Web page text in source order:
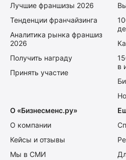
Лучшие франшизы 2026
Тенденции франчайзинга
Аналитика рынка франшиз
2026
Получить награду
Принять участие
в
О «Бизнесменс.ру»
О компании
Кейсы и отзывы
Мы в СМИ